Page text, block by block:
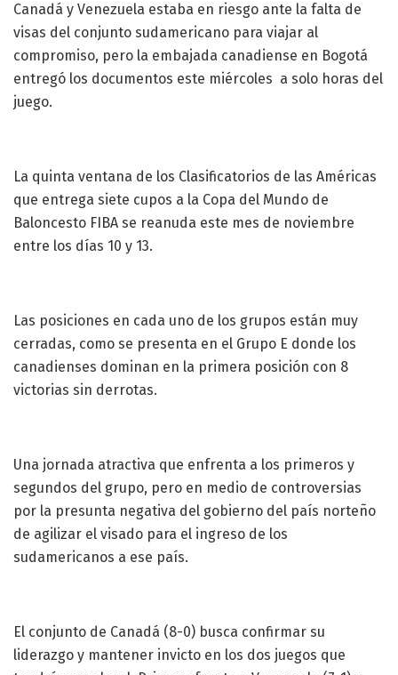
Canadá y Venezuela estaba en riesgo ante la falta de
visas del conjunto sudamericano para viajar al
compromiso, pero la embajada canadiense en Bogotá
entregó los documentos este miércoles a solo horas del
juego.
La quinta ventana de los Clasificatorios de las Américas
que entrega siete cupos a la Copa del Mundo de
Baloncesto FIBA se reanuda este mes de noviembre
entre los días 10 y 13.
Las posiciones en cada uno de los grupos están muy
cerradas, como se presenta en el Grupo E donde los
canadienses dominan en la primera posición con 8
victorias sin derrotas.
Una jornada atractiva que enfrenta a los primeros y
segundos del grupo, pero en medio de controversias
por la presunta negativa del gobierno del país norteño
de agilizar el visado para el ingreso de los
sudamericanos a ese país.
El conjunto de Canadá (8-0) busca confirmar su
liderazgo y mantener invicto en los dos juegos que